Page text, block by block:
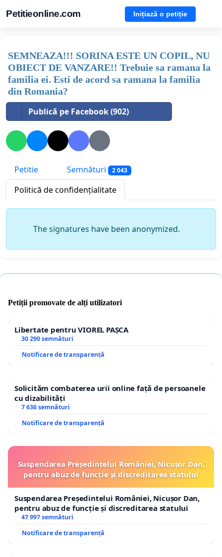
Petitieonline.com Inițiază o petiție
SEMNEAZA!!! SORINA ESTE UN COPIL, NU
OBIECT DE VANZARE!! Trebuie sa ramana la
familia ei. Esti de acord sa ramana la familia
din Romania?
Publică pe Facebook (902)
Petitie Semnături 2 043
Politică de confidențialitate
The signatures have been anonymized.
Petiții promovate de alți utilizatori
Libertate pentru VIOREL PAȘCA
30 290 semnături
Notificare de transparență
Solicităm combaterea urii online față de persoanele
cu dizabilități
7 636 semnături
Notificare de transparență
Suspendarea Președintelui României, Nicușor Dan,
pentru abuz de funcție și discreditarea statului
Suspendarea Președintelui României, Nicușor Dan,
pentru abuz de funcție și discreditarea statului
47 997 semnături
Notificare de transparență